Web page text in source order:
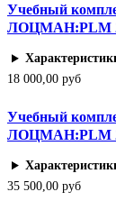
Учебный
ЛОЦМАН:PLM
18 000,00 руб
Учебный
ЛОЦМАН:PLM
35 500,00 руб